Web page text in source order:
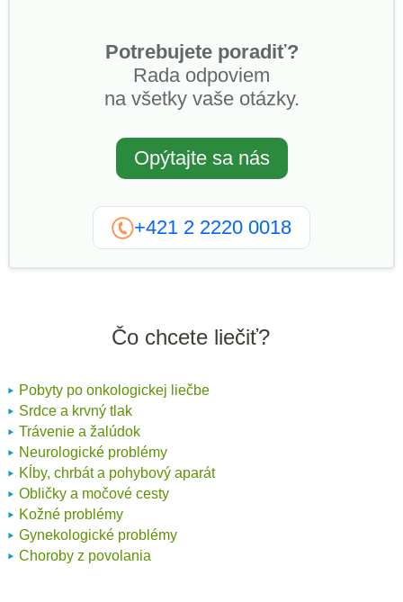
Potrebujete poradiť?
Rada odpoviem
na všetky vaše otázky.
Opýtajte sa nás
+421 2 2220 0018
Čo chcete liečiť?
Pobyty po onkologickej liečbe
Srdce a krvný tlak
Trávenie a žalúdok
Neurologické problémy
Kĺby, chrbát a pohybový aparát
Obličky a močové cesty
Kožné problémy
Gynekologické problémy
Choroby z povolania